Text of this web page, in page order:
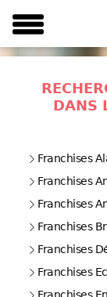
DANS
Franchises
Franchises
Franchises
Franchises
Franchises
Franchises